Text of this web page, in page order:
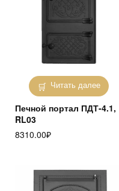
Читать далее
Печной портал ПДТ-4.1,
RL03
8310.00₽